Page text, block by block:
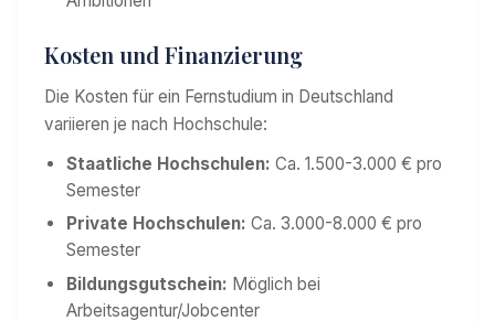
Kosten und Finanzierung
Die Kosten für ein Fernstudium in Deutschland
variieren je nach Hochschule:
Staatliche Hochschulen: Ca. 1.500-3.000 € pro
Semester
Private Hochschulen: Ca. 3.000-8.000 € pro
Semester
Bildungsgutschein: Möglich bei
Arbeitsagentur/Jobcenter